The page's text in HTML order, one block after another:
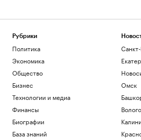
Рубрики
Политика
Экономика
Общество
Бизнес
Технологии и медиа
Финансы
Биографии
База знаний
Омск